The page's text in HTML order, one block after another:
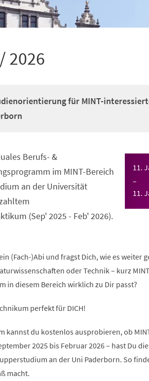
2026
für MINT-
11.
–
11.
Berufs- &
im MINT-Bereich
an der Universität
(Sep' 2025 - Feb' 2026).
(Fach-)Abi und fragst Dich, wie es weiter
oder Technik – kurz
in diesem Bereich wirklich zu Dir passt?
perfekt für DICH!
kannst du kostenlos ausprobieren, ob
2025 bis Februar 2026 – hast Du
an der Uni Paderborn. So
macht.